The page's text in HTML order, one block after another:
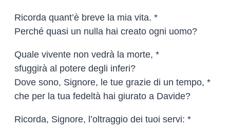
Ricorda quant’è breve la mia vita. *
Perché quasi un nulla hai creato ogni uomo?
Quale vivente non vedrà la morte, *
sfuggirà al potere degli inferi?
Dove sono, Signore, le tue grazie di un tempo, *
che per la tua fedeltà hai giurato a Davide?
Ricorda, Signore, l’oltraggio dei tuoi servi: *